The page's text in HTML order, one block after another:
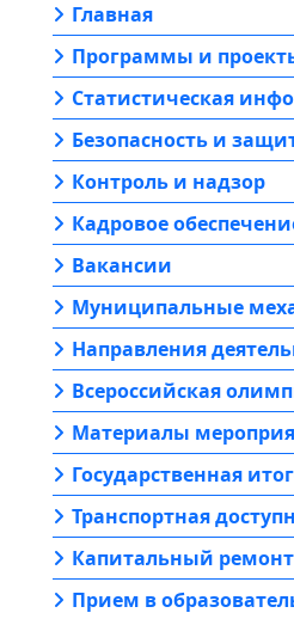
Главная
Программы и
Статистическая
Безопасность и
Контроль и надзор
Кадровое
Вакансии
Муниципальные
Направления
Всероссийская
Материалы
Государственная
Транспортная
Капитальный
Прием в